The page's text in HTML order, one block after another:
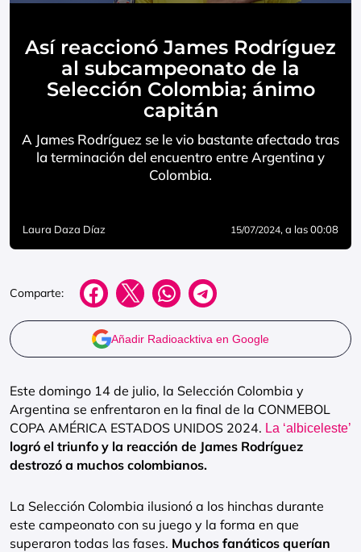
Así reaccionó James Rodríguez
al subcampeonato de la
Selección Colombia; ánimo
capitán
A James Rodríguez se le vio bastante afectado tras
la terminación del encuentro entre Argentina y
Colombia.
Laura Daza Díaz 15/07/2024, a las 00:08
Comparte:
Añadir Radioacktiva en Google
Este domingo 14 de julio, la Selección Colombia y
Argentina se enfrentaron en la final de la CONMEBOL
COPA AMÉRICA ESTADOS UNIDOS 2024. La ‘albiceleste’
logró el triunfo y la reacción de James Rodríguez
destrozó a muchos colombianos.
La Selección Colombia ilusionó a los hinchas durante
este campeonato con su juego y la forma en que
superaron todas las fases. Muchos fanáticos querían